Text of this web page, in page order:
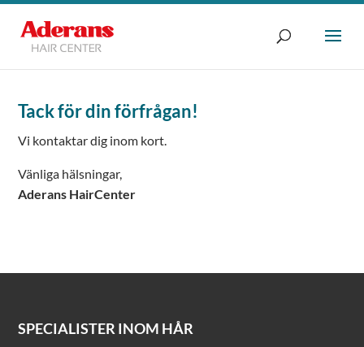
Tack för din förfrågan!
Vi kontaktar dig inom kort.
Vänliga hälsningar,
Aderans HairCenter
SPECIALISTER INOM HÅR